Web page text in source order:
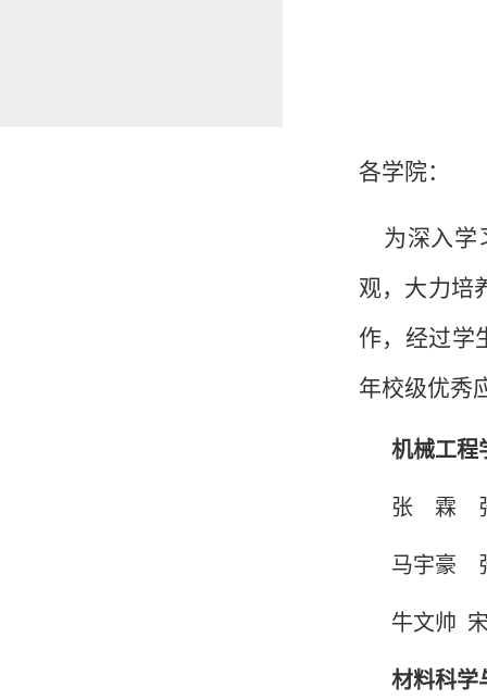
各学院：
为深入学
观，大力培
作，经过学
年校级优秀
机械工程
张 霖
马宇豪
牛文帅
材料科学